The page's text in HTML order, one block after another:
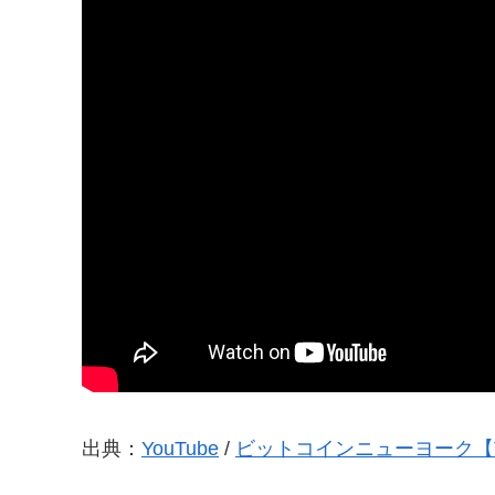
出典： YouTube / ビットコインニューヨーク